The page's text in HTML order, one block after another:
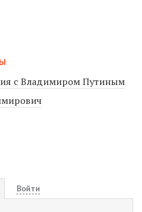
с Владимиром Путиным
Войти